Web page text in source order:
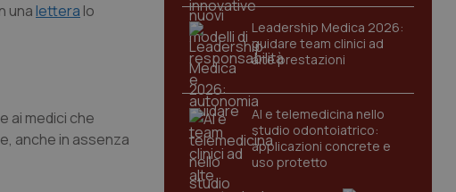
unalettera lo
ai medici che
anche in assenza
Leadership Medica 2026:
guidare team clinici ad
alte prestazioni
AI e telemedicina nello
studio odontoiatrico:
applicazioni concrete e
uso protetto